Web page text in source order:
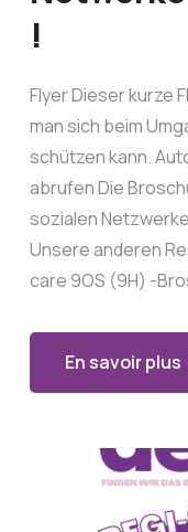
!
Flyer Dieser kurze
man sich beim
schützen kann.
abrufen Die
sozialen
Unsere anderen
care 9OS (9H) -
En savoir plus